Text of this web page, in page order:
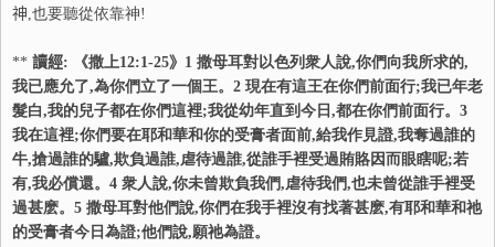
神,也要聽從依靠神!
** 讀經: 《撒上12:1-25》 1 撒母耳對以色列衆人說,你們向我所求的,
我已應允了,為你們立了一個王。 2 現在有這王在你們前面行;我已年老
髮白,我的兒子都在你們這裡;我從幼年直到今日,都在你們前面行。 3
我在這裡;你們要在耶和華和你的受膏者面前,給我作見證,我奪過誰的
牛,搶過誰的驢,欺負過誰,虐待過誰,從誰手裡受過賄賂因而眼瞎呢;若
有,我必償還。 4 衆人說,你未曾欺負我們,虐待我們,也未曾從誰手裡受
過甚麽。 5 撒母耳對他們說,你們在我手裡沒有找著甚麽,有耶和華和祂
的受膏者今日為證;他們說,願祂為證。